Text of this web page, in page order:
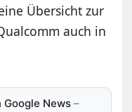
Übersicht zur
auch in
News –